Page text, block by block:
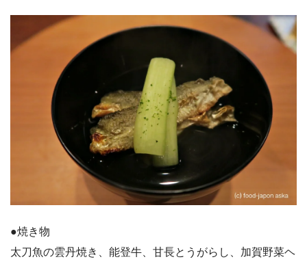
●焼き物
太刀魚の雲丹焼き、能登牛、甘長とうがらし、加賀野菜ヘ